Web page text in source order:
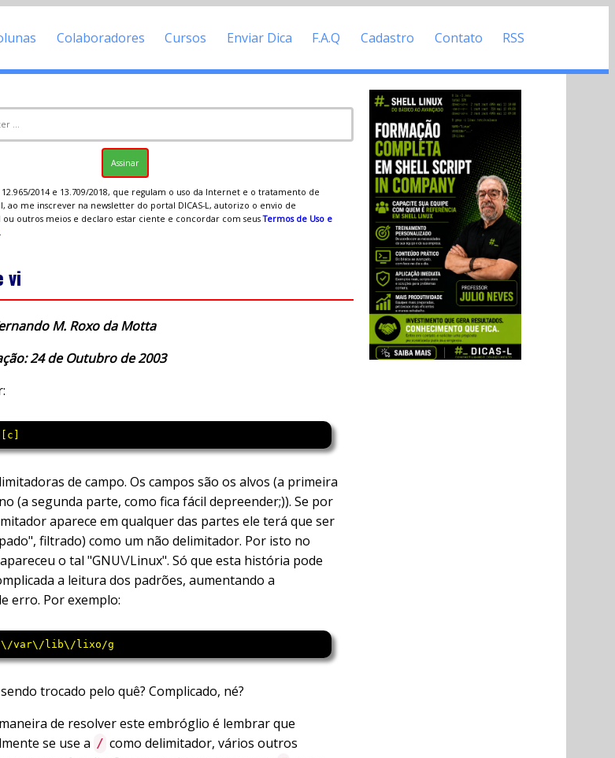
Colaboradores Cursos Enviar Dica F.A.Q Cadastro Contato RSS
2014 e 13.709/2018, que regulam o uso da Internet e o tratamento de
ao me inscrever na newsletter do portal DICAS-L, autorizo o envio de
ou outros meios e declaro estar ciente e concordar com seusTermos de Uso e
vi
M. Roxo da Motta
24 de Outubro de 2003
de campo. Os campos são os alvos (a primeira
(a segunda parte, como fica fácil depreender;)). Se por
aparece em qualquer das partes ele terá que ser
filtrado) como um não delimitador. Por isto no
o tal "GNU\/Linux". Só que esta história pode
a leitura dos padrões, aumentando a
erro. Por exemplo:
\/var\/lib\/lixo/g
trocado pelo quê? Complicado, né?
de resolver este embróglio é lembrar que
se use a / como delimitador, vários outros